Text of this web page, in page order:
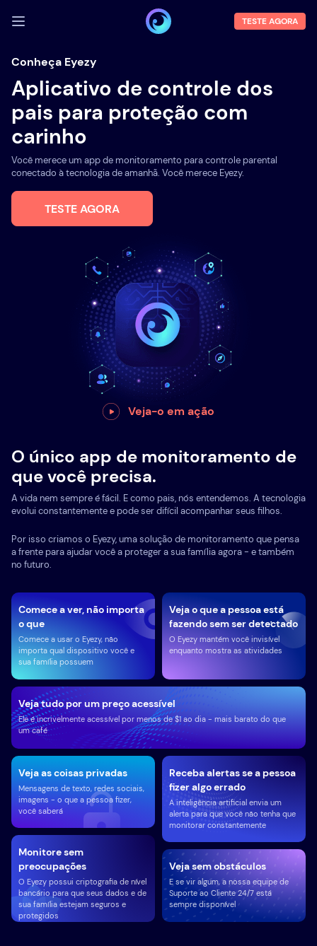
FAZER LOGIN
Demo
Funções
Sobre Nós
Blog
TESTE AGORA
Conheça Eyezy
Aplicativo de controle dos
pais para proteção com
carinho
Você merece um app de monitoramento para controle parental
conectado à tecnologia de amanhã. Você merece Eyezy.
TESTE AGORA
Veja-o em ação
O único app de monitoramento de
que você precisa.
A vida nem sempre é fácil. E como pais, nós entendemos. A tecnologia
evolui constantemente e pode ser difícil acompanhar seus filhos.
Por isso criamos o Eyezy, uma solução de monitoramento que pensa
a frente para ajudar você a proteger a sua família agora - e também
no futuro.
Comece a ver, não importa
o que
Comece a usar o Eyezy, não
importa qual dispositivo você e
sua família possuem
Veja o que a pessoa está
fazendo sem ser detectado
O Eyezy mantém você invisível
enquanto mostra as atividades
Monitore sem
preocupações
O Eyezy possui criptografia de nível
bancário para que seus dados e de
sua família estejam seguros e
protegidos
Veja as coisas privadas
Mensagens de texto, redes sociais,
imagens - o que a pessoa fizer,
você saberá
Veja tudo por um preço acessível
Ele é incrivelmente acessível por menos de $1 ao dia - mais barato do que
um café
Receba alertas se a pessoa
fizer algo errado
A inteligência artificial envia um
alerta para que você não tenha que
monitorar constantemente
Veja sem obstáculos
E se vir algum, a nossa equipe de
Suporte ao Cliente 24/7 está
sempre disponível